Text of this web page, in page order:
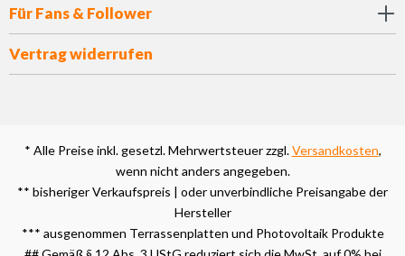
Für Fans & Follower
Vertrag widerrufen
* Alle Preise inkl. gesetzl. Mehrwertsteuer zzgl.Versandkosten,
wenn nicht anders angegeben.
** bisheriger Verkaufspreis | oder unverbindliche Preisangabe der
Hersteller
*** ausgenommen Terrassenplatten und Photovoltaik Produkte